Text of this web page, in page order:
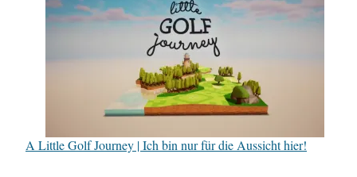
A Little Golf Journey | Ich bin nur für die Aussicht hier!